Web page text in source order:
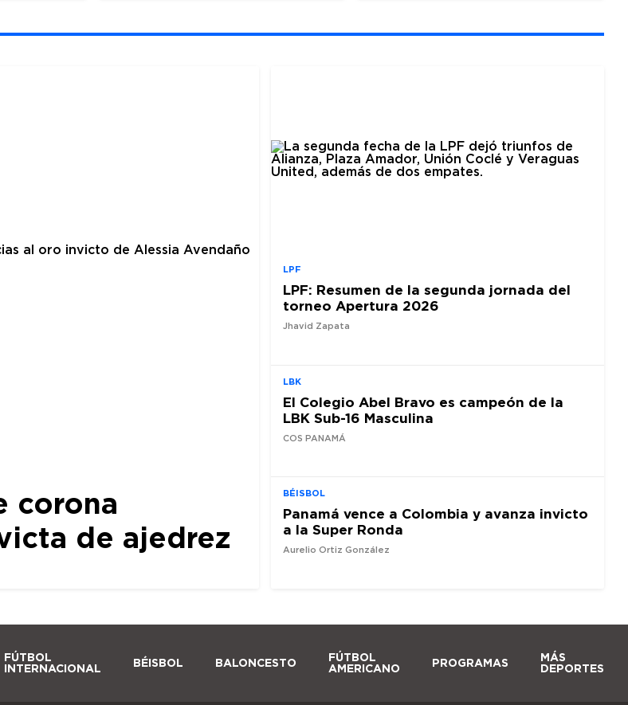
corona
de ajedrez
LPF
LPF: Resumen de la segunda jornada del
torneo Apertura 2026
Jhavid Zapata
LBK
El Colegio Abel Bravo es campeón de la
LBK Sub-16 Masculina
COS PANAMÁ
BÉISBOL
Panamá vence a Colombia y avanza invicto
a la Super Ronda
Aurelio Ortiz González
FÚTBOL
INTERNACIONAL
BÉISBOL BALONCESTO
FÚTBOL
AMERICANO
PROGRAMAS
MÁS
DEPORTES